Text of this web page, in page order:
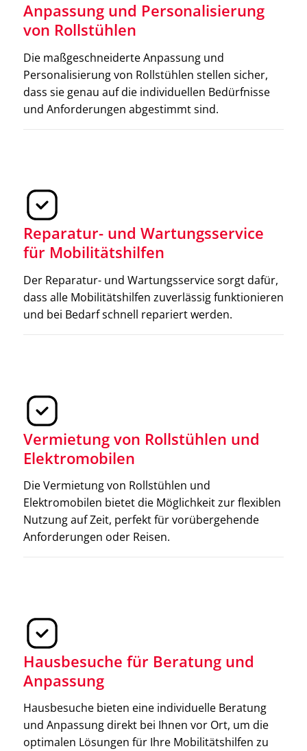
Elektromobile
Elektromobile bieten eine selbstständige
Fortbewegung über längere Strecken. Sie überzeugen
durch hohen Komfort, einfache Bedienung und eine
beeindruckende Reichweite.
Gehhilfen sind essentielle Hilfsmittel, die zusätzliche
Stabilität beim Gehen gewährleisten. Sie sind in
verschiedenen Ausführungen erhältlich, um den
individuellen Bedürfnissen gerecht zu werden.
Krücken
Anpassung und Personalisierung
von Rollstühlen
Die maßgeschneiderte Anpassung und
Personalisierung von Rollstühlen stellen sicher,
dass sie genau auf die individuellen Bedürfnisse
und Anforderungen abgestimmt sind.
Reparatur- und Wartungsservice
für Mobilitätshilfen
Der Reparatur- und Wartungsservice sorgt dafür,
dass alle Mobilitätshilfen zuverlässig funktionieren
und bei Bedarf schnell repariert werden.
Vermietung von Rollstühlen und
Elektromobilen
Die Vermietung von Rollstühlen und
Elektromobilen bietet die Möglichkeit zur flexiblen
Nutzung auf Zeit, perfekt für vorübergehende
Anforderungen oder Reisen.
Hausbesuche für Beratung und
Anpassung
Hausbesuche bieten eine individuelle Beratung
und Anpassung direkt bei Ihnen vor Ort, um die
optimalen Lösungen für Ihre Mobilitätshilfen zu